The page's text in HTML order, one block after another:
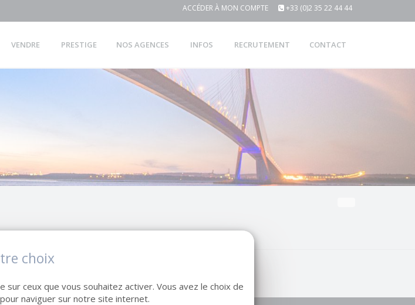
ACCÉDER À MON COMPTE +33 (0)2 35 22 44 44
VENDRE PRESTIGE NOS AGENCES INFOS RECRUTEMENT CONTACT
choix
ceux que vous souhaitez activer. Vous avez le choix de
naviguer sur notre site internet.